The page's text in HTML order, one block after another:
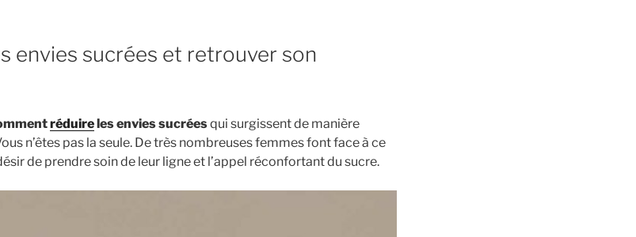
envies sucrées et retrouver son
réduire les envies sucréesqui surgissent de manière
n’êtes pas la seule. De très nombreuses femmes font face à ce
de prendre soin de leur ligne et l’appel réconfortant du sucre.